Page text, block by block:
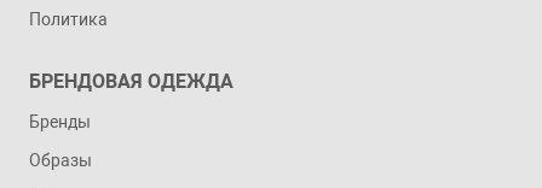
Политика
БРЕНДОВАЯ ОДЕЖДА
Бренды
Образы